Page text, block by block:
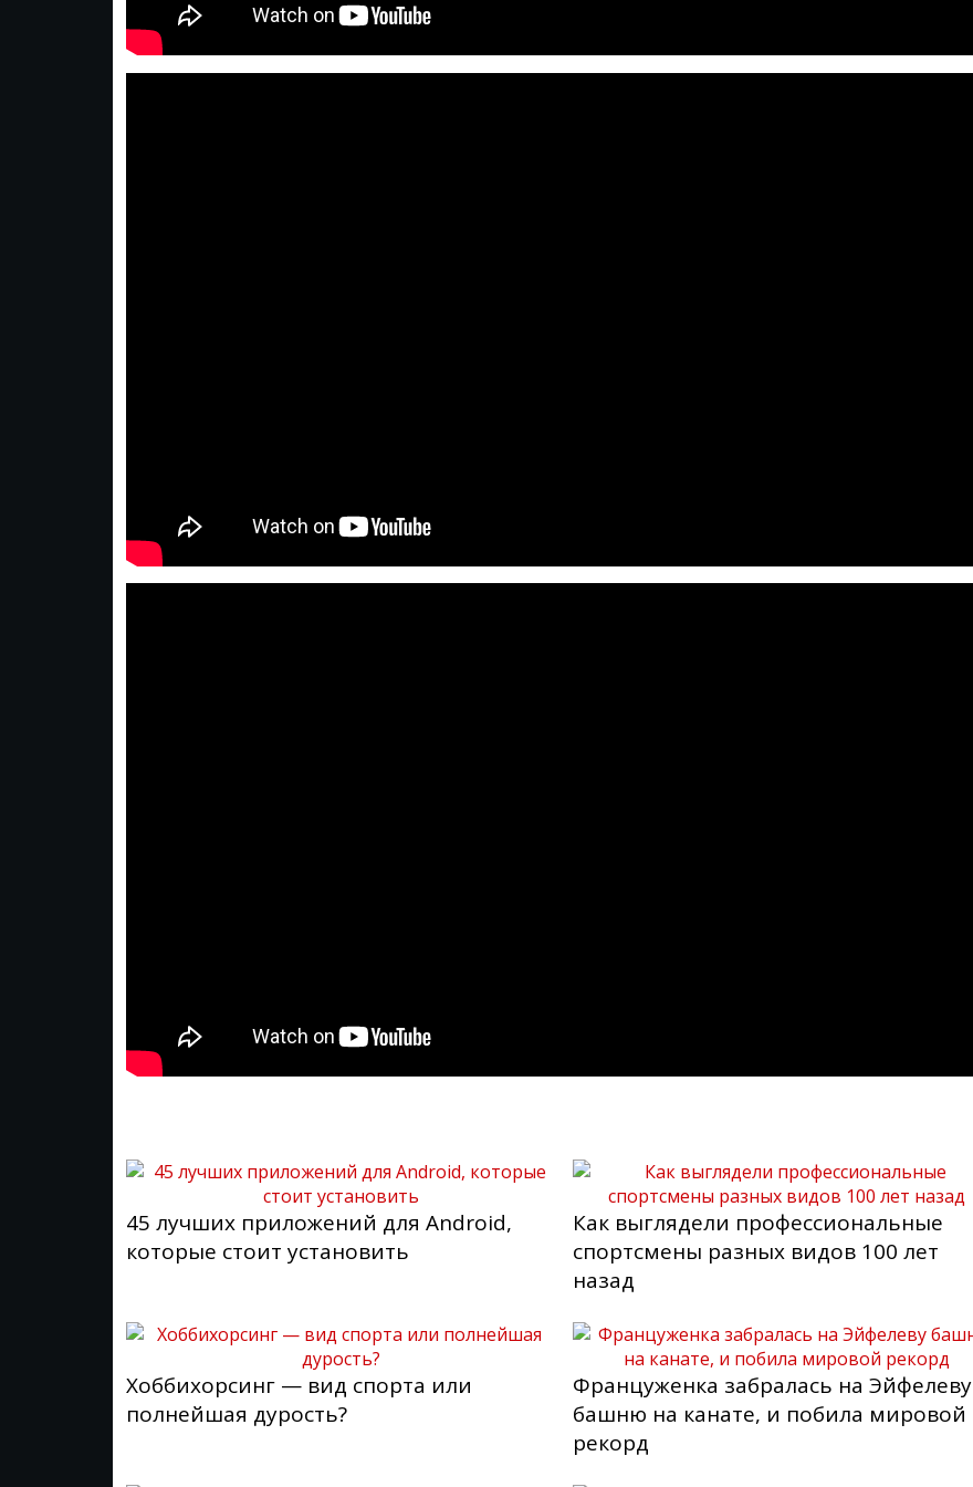
45 лучших приложений для Android,
которые стоит установить
Как выглядели профессиональные
спортсмены разных видов 100 лет
назад
Хоббихорсинг — вид спорта или
полнейшая дурость?
Француженка забралась на Эйфелеву
башню на канате, и побила мировой
рекорд